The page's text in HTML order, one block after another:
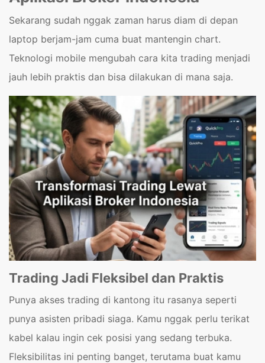
Sekarang sudah nggak zaman harus diam di depan
laptop berjam-jam cuma buat mantengin chart.
Teknologi mobile mengubah cara kita trading menjadi
jauh lebih praktis dan bisa dilakukan di mana saja.
Trading Jadi Fleksibel dan Praktis
Punya akses trading di kantong itu rasanya seperti
punya asisten pribadi siaga. Kamu nggak perlu terikat
kabel kalau ingin cek posisi yang sedang terbuka.
Fleksibilitas ini penting banget, terutama buat kamu